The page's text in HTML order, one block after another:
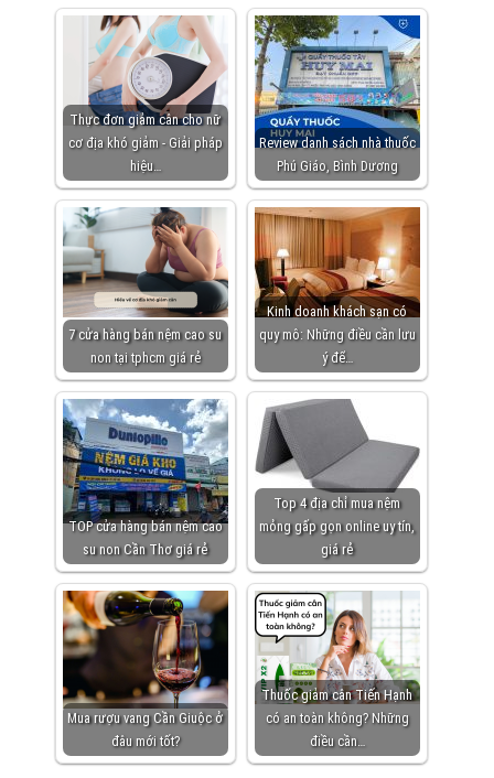
Thực đơn giảm cân cho nữ
cơ địa khó giảm - Giải pháp
hiệu…
Review danh sách nhà thuốc
Phú Giáo, Bình Dương
7 cửa hàng bán nệm cao su
non tại tphcm giá rẻ
Kinh doanh khách sạn có
quy mô: Những điều cần lưu
ý để…
TOP cửa hàng bán nệm cao
su non Cần Thơ giá rẻ
Top 4 địa chỉ mua nệm
mỏng gấp gọn online uy tín,
giá rẻ
Mua rượu vang Cần Giuộc ở
đâu mới tốt?
Thuốc giảm cân Tiến Hạnh
có an toàn không? Những
điều cần…